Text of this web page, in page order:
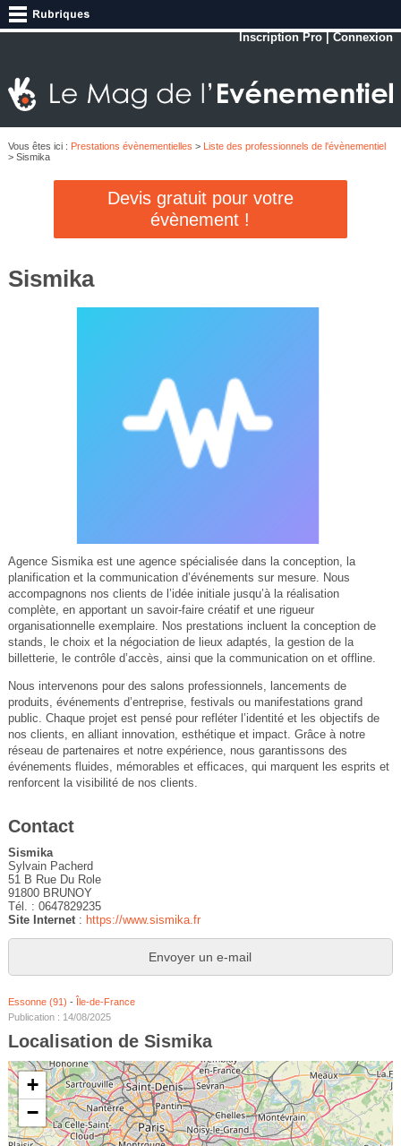
Inscription Pro |Connexion
Vous êtes ici : Prestations évènementielles >
Liste des professionnels de l'évènementiel
> Sismika
Devis gratuit pour votre
évènement !
Sismika
Agence Sismika est une agence spécialisée dans la conception, la
planification et la communication d’événements sur mesure. Nous
accompagnons nos clients de l’idée initiale jusqu’à la réalisation
complète, en apportant un savoir-faire créatif et une rigueur
organisationnelle exemplaire. Nos prestations incluent la conception de
stands, le choix et la négociation de lieux adaptés, la gestion de la
billetterie, le contrôle d’accès, ainsi que la communication on et offline.
Nous intervenons pour des salons professionnels, lancements de
produits, événements d’entreprise, festivals ou manifestations grand
public. Chaque projet est pensé pour refléter l’identité et les objectifs de
nos clients, en alliant innovation, esthétique et impact. Grâce à notre
réseau de partenaires et notre expérience, nous garantissons des
événements fluides, mémorables et efficaces, qui marquent les esprits et
renforcent la visibilité de nos clients.
Contact
Sismika
Sylvain Pacherd
51 B Rue Du Role
91800 BRUNOY
Tél. : 0647829235
Site Internet: https://www.sismika.fr
Envoyer un e-mail
Essonne (91) -
Île-de-France
Publication : 14/08/2025
Localisation de Sismika
+
−